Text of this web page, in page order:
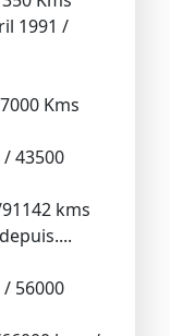
1991 /
Kms
43500
kms
56000